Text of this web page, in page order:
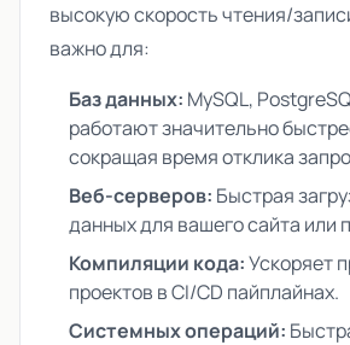
высокую скорость чтения/
важно для:
Баз данных: MySQL,
работают значительно
сокращая время отклика
Веб-серверов: Быстрая
данных для вашего сайта или
Компиляции кода:Ускоряет
проектов в CI/CD пайплайнах.
Системных операций: